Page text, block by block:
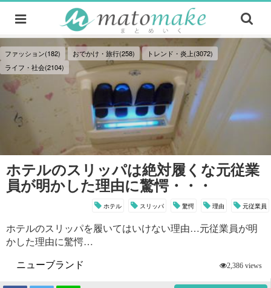
ファッション(182) おでかけ・旅行(258)
トレンド・炎上(3072)
ライフ・社会(2104)
ホテルのスリッパは絶対履くな元従業
員が明かした理由に驚愕・・・
ホテル スリッパ 驚愕 理由 元従業員
ホテルのスリッパを履いてはいけない理由…元従業員が明
かした理由に驚愕…
ニューブランド
2,386 views